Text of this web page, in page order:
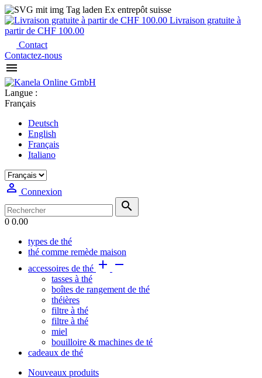
Ex entrepôt suisse
Livraison gratuite à
partir de CHF 100.00
Contact
Contactez-nous

Langue :
Français
Deutsch
English
Français
Italiano
 Connexion

0 0.00
types de thé
thé comme remède maison
accessoires de thé  
tasses à thé
boîtes de rangement de thé
théières
filtre à thé
filtre à thé
miel
bouilloire & machines de té
cadeaux de thé
Nouveaux produits